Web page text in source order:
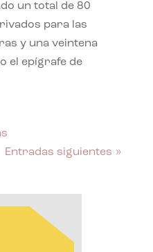
un total de 80
para las
y una veintena
el epígrafe de
Entradas siguientes »